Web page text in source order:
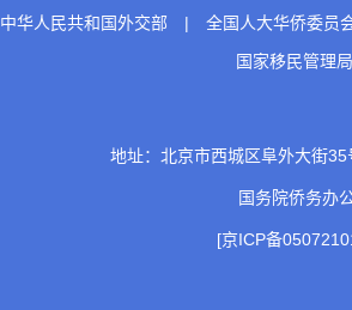
中华人民共和国外交部 |
全国人大华侨委员
国家移民管理局
地址：北京市西城区阜外大街
国务院侨务
[京ICP备